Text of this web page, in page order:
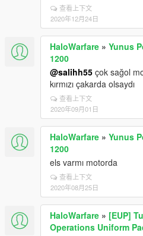
查看上下文
2020年12月24日
HaloWarfare » Yunus
1200
@salihh55 çok sağol
kırmızı çakarda olsaydı
查看上下文
2020年09月01日
HaloWarfare » Yunus
1200
els varmı motorda
查看上下文
2020年08月25日
HaloWarfare » [EUP]
Operations Uniform